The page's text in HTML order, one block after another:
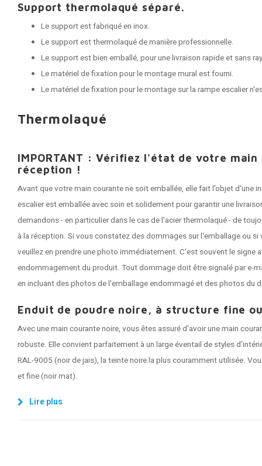
Support thermolaqué séparé.
Le support est fabriqué en inox.
Le support est thermolaqué de manière professionnelle.
Le support est bien emballé, pour une livraison rapide et sans
Le matériel de fixation pour le montage mural est fourni.
Le matériel de fixation pour le montage sur la rampe escalier
Thermolaqué
IMPORTANT : Vérifiez l'état de votre main
réception !
Avant que votre main courante ne soit emballée, elle fait l'objet d'une
escalier est emballée avec soin et solidement pour garantir une
demandons - en particulier dans le cas de l'acier thermolaqué - de
à la réception. Si vous constatez des dommages sur l'emballage ou
veuillez en prendre une photo immédiatement. C'est souvent le signe
endommagement du produit. Tout dommage doit être signalé par e-
en incluant des photos de l'emballage endommagé et des photos du
Enduit de poudre noire, à structure fine
Avec une main courante noire, vous êtes assuré d'avoir une main
robuste. Elle convient parfaitement à un large éventail de styles
RAL-9005 (noir de jais), la teinte noire la plus couramment utilisée.
et fine (noir mat).
Lire plus